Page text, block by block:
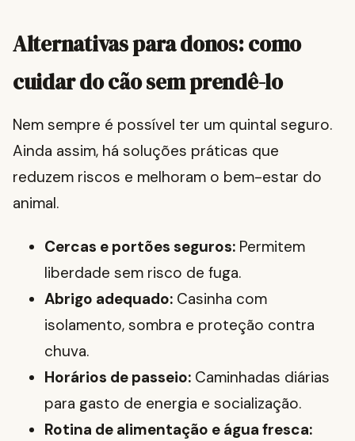
Alternativas para donos: como
cuidar do cão sem prendê-lo
Nem sempre é possível ter um quintal seguro.
Ainda assim, há soluções práticas que
reduzem riscos e melhoram o bem-estar do
animal.
Cercas e portões seguros: Permitem
liberdade sem risco de fuga.
Abrigo adequado: Casinha com
isolamento, sombra e proteção contra
chuva.
Horários de passeio: Caminhadas diárias
para gasto de energia e socialização.
Rotina de alimentação e água fresca: